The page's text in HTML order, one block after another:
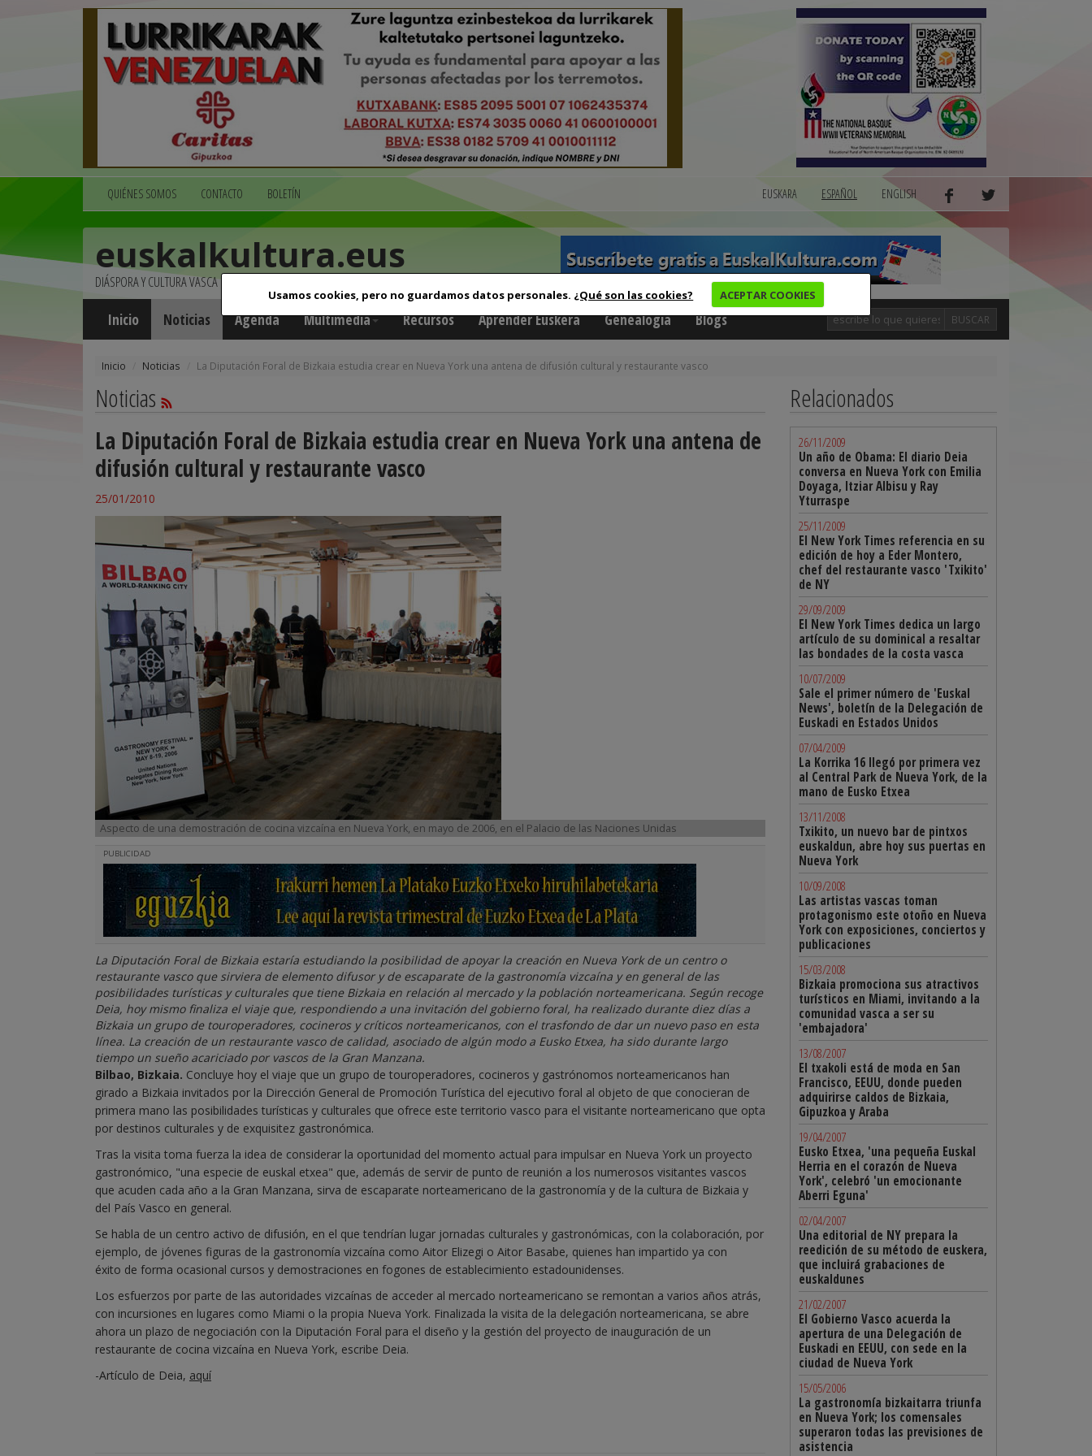
Usamos cookies, pero no guardamos datos personales. ¿Qué son las cookies? ACEPTAR COOKIES
QUIÉNES SOMOS CONTACTO BOLETÍN EUSKARA ESPAÑOL ENGLISH
euskalkultura.eus
DIÁSPORA Y CULTURA VASCA
Inicio Noticias Agenda Multimedia Recursos Aprender Euskera Genealogía Blogs BUSCAR
Inicio Noticias La Diputación Foral de Bizkaia estudia crear en Nueva York una antena de difusión cultural y restaurante vasco
Noticias
La Diputación Foral de Bizkaia estudia crear en Nueva York una antena de
difusión cultural y restaurante vasco
25/01/2010
Aspecto de una demostración de cocina vizcaína en Nueva York, en mayo de 2006, en el Palacio de las Naciones Unidas
PUBLICIDAD
La Diputación Foral de Bizkaia estaría estudiando la posibilidad de apoyar la creación en Nueva York de un centro o
restaurante vasco que sirviera de elemento difusor y de escaparate de la gastronomía vizcaína y en general de las
posibilidades turísticas y culturales que tiene Bizkaia en relación al mercado y la población norteamericana. Según recoge
Deia, hoy mismo finaliza el viaje que, respondiendo a una invitación del gobierno foral, ha realizado durante diez días a
Bizkaia un grupo de touroperadores, cocineros y críticos norteamericanos, con el trasfondo de dar un nuevo paso en esta
línea. La creación de un restaurante vasco de calidad, asociado de algún modo a Eusko Etxea, ha sido durante largo
tiempo un sueño acariciado por vascos de la Gran Manzana.
Bilbao, Bizkaia. Concluye hoy el viaje que un grupo de touroperadores, cocineros y gastrónomos norteamericanos han
girado a Bizkaia invitados por la Dirección General de Promoción Turística del ejecutivo foral al objeto de que conocieran de
primera mano las posibilidades turísticas y culturales que ofrece este territorio vasco para el visitante norteamericano que opta
por destinos culturales y de exquisitez gastronómica.
Tras la visita toma fuerza la idea de considerar la oportunidad del momento actual para impulsar en Nueva York un proyecto
gastronómico, "una especie de euskal etxea" que, además de servir de punto de reunión a los numerosos visitantes vascos
que acuden cada año a la Gran Manzana, sirva de escaparate norteamericano de la gastronomía y de la cultura de Bizkaia y
del País Vasco en general.
Se habla de un centro activo de difusión, en el que tendrían lugar jornadas culturales y gastronómicas, con la colaboración, por
ejemplo, de jóvenes figuras de la gastronomía vizcaína como Aitor Elizegi o Aitor Basabe, quienes han impartido ya con
éxito de forma ocasional cursos y demostraciones en fogones de establecimiento estadounidenses.
Los esfuerzos por parte de las autoridades vizcaínas de acceder al mercado norteamericano se remontan a varios años atrás,
con incursiones en lugares como Miami o la propia Nueva York. Finalizada la visita de la delegación norteamericana, se abre
ahora un plazo de negociación con la Diputación Foral para el diseño y la gestión del proyecto de inauguración de un
restaurante de cocina vizcaína en Nueva York, escribe Deia.
-Artículo de Deia, aquí
Relacionados
26/11/2009
Un año de Obama: El diario Deia
conversa en Nueva York con Emilia
Doyaga, Itziar Albisu y Ray
Yturraspe
25/11/2009
El New York Times referencia en su
edición de hoy a Eder Montero,
chef del restaurante vasco 'Txikito'
de NY
29/09/2009
El New York Times dedica un largo
artículo de su dominical a resaltar
las bondades de la costa vasca
10/07/2009
Sale el primer número de 'Euskal
News', boletín de la Delegación de
Euskadi en Estados Unidos
07/04/2009
La Korrika 16 llegó por primera vez
al Central Park de Nueva York, de la
mano de Eusko Etxea
13/11/2008
Txikito, un nuevo bar de pintxos
euskaldun, abre hoy sus puertas en
Nueva York
10/09/2008
Las artistas vascas toman
protagonismo este otoño en Nueva
York con exposiciones, conciertos y
publicaciones
15/03/2008
Bizkaia promociona sus atractivos
turísticos en Miami, invitando a la
comunidad vasca a ser su
'embajadora'
13/08/2007
El txakoli está de moda en San
Francisco, EEUU, donde pueden
adquirirse caldos de Bizkaia,
Gipuzkoa y Araba
19/04/2007
Eusko Etxea, 'una pequeña Euskal
Herria en el corazón de Nueva
York', celebró 'un emocionante
Aberri Eguna'
02/04/2007
Una editorial de NY prepara la
reedición de su método de euskera,
que incluirá grabaciones de
euskaldunes
21/02/2007
El Gobierno Vasco acuerda la
apertura de una Delegación de
Euskadi en EEUU, con sede en la
ciudad de Nueva York
15/05/2006
La gastronomía bizkaitarra triunfa
en Nueva York; los comensales
superaron todas las previsiones de
asistencia